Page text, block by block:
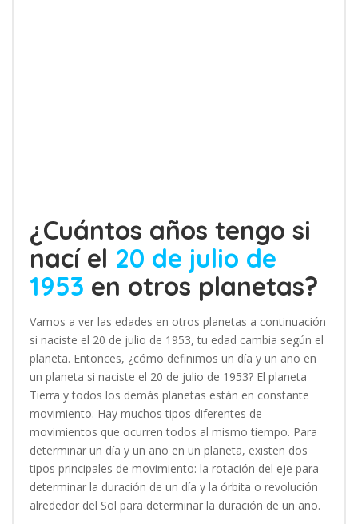
¿Cuántos años tengo si
nací el 20 de julio de
1953 en otros planetas?
Vamos a ver las edades en otros planetas a continuación
si naciste el 20 de julio de 1953, tu edad cambia según el
planeta. Entonces, ¿cómo definimos un día y un año en
un planeta si naciste el 20 de julio de 1953? El planeta
Tierra y todos los demás planetas están en constante
movimiento. Hay muchos tipos diferentes de
movimientos que ocurren todos al mismo tiempo. Para
determinar un día y un año en un planeta, existen dos
tipos principales de movimiento: la rotación del eje para
determinar la duración de un día y la órbita o revolución
alrededor del Sol para determinar la duración de un año.